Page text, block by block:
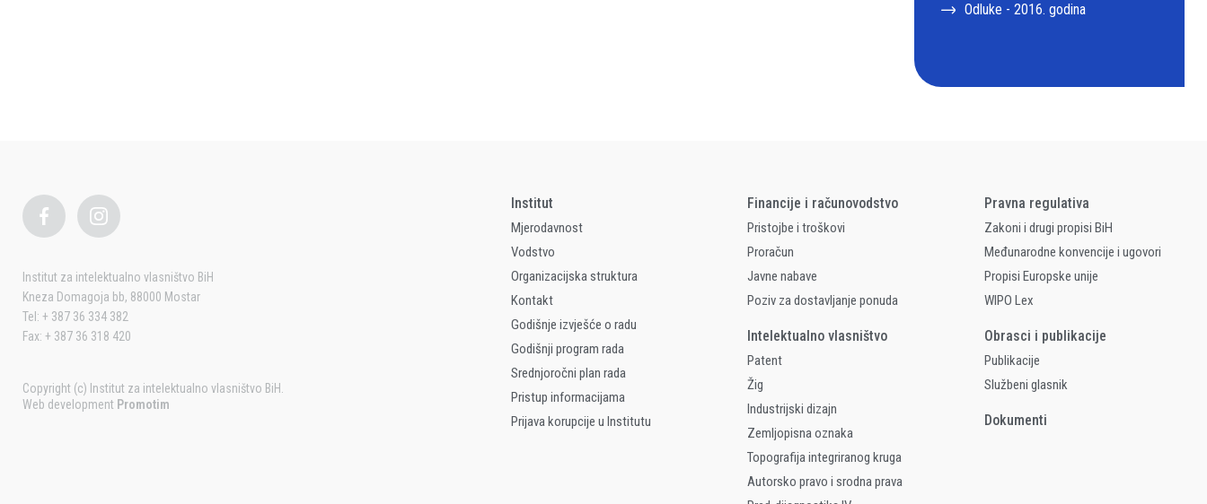
Odluke - 2016. godina
Institut za intelektualno vlasništvo BiH
Kneza Domagoja bb, 88000 Mostar
Tel: + 387 36 334 382
Fax: + 387 36 318 420
Copyright (c) Institut za intelektualno vlasništvo BiH.
Web development Promotim
Institut
Mjerodavnost
Vodstvo
Organizacijska struktura
Kontakt
Godišnje izvješće o radu
Godišnji program rada
Srednjoročni plan rada
Pristup informacijama
Prijava korupcije u Institutu
Financije i računovodstvo
Pristojbe i troškovi
Proračun
Javne nabave
Poziv za dostavljanje ponuda
Intelektualno vlasništvo
Patent
Žig
Industrijski dizajn
Zemljopisna oznaka
Topografija integriranog kruga
Autorsko pravo i srodna prava
Pravna regulativa
Zakoni i drugi propisi BiH
Međunarodne konvencije i ugovori
Propisi Europske unije
WIPO Lex
Obrasci i publikacije
Publikacije
Službeni glasnik
Dokumenti